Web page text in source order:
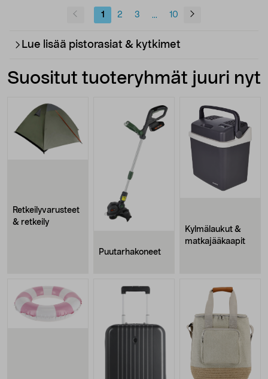
1 2 3 ... 10
Lue lisää pistorasiat & kytkimet
Suositut tuoteryhmät juuri nyt
Retkeilyvarusteet
& retkeily
Puutarhakoneet
Kylmälaukut &
matkajääkaapit